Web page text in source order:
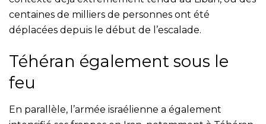
centaines de milliers de personnes ont été
déplacées depuis le début de l’escalade.
Téhéran également sous le
feu
En parallèle, l’armée israélienne a également